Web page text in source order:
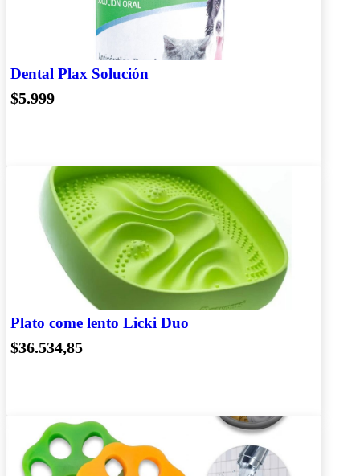
Dental Plax Solución
$5.999
Plato come lento Licki Duo
$36.534,85